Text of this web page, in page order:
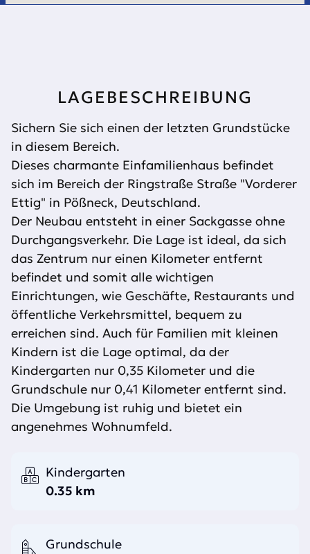
LAGEBESCHREIBUNG
Sichern Sie sich einen der letzten Grundstücke
in diesem Bereich.
Dieses charmante Einfamilienhaus befindet
sich im Bereich der Ringstraße Straße "Vorderer
Ettig" in Pößneck, Deutschland.
Der Neubau entsteht in einer Sackgasse ohne
Durchgangsverkehr. Die Lage ist ideal, da sich
das Zentrum nur einen Kilometer entfernt
befindet und somit alle wichtigen
Einrichtungen, wie Geschäfte, Restaurants und
öffentliche Verkehrsmittel, bequem zu
erreichen sind. Auch für Familien mit kleinen
Kindern ist die Lage optimal, da der
Kindergarten nur 0,35 Kilometer und die
Grundschule nur 0,41 Kilometer entfernt sind.
Die Umgebung ist ruhig und bietet ein
angenehmes Wohnumfeld.
Kindergarten
0.35 km
Grundschule